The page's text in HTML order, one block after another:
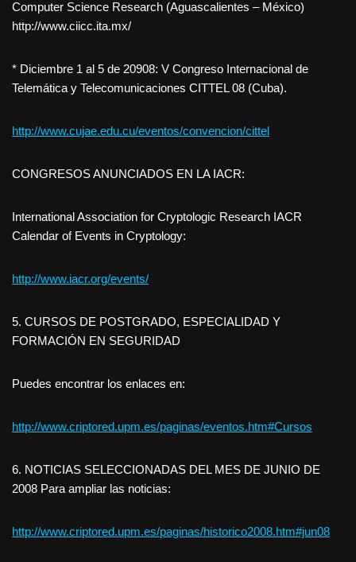
Computer Science Research (Aguascalientes – México)
http://www.ciicc.ita.mx/
* Diciembre 1 al 5 de 20908: V Congreso Internacional de
Telemática y Telecomunicaciones CITTEL 08 (Cuba).
http://www.cujae.edu.cu/eventos/convencion/cittel
CONGRESOS ANUNCIADOS EN LA IACR:
International Association for Cryptologic Research IACR
Calendar of Events in Cryptology:
http://www.iacr.org/events/
5. CURSOS DE POSTGRADO, ESPECIALIDAD Y
FORMACIÓN EN SEGURIDAD
Puedes encontrar los enlaces en:
http://www.criptored.upm.es/paginas/eventos.htm#Cursos
6. NOTICIAS SELECCIONADAS DEL MES DE JUNIO DE
2008 Para ampliar las noticias:
http://www.criptored.upm.es/paginas/historico2008.htm#jun08